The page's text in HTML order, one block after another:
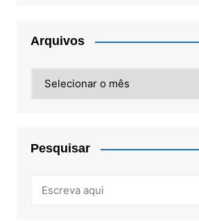
Arquivos
Pesquisar